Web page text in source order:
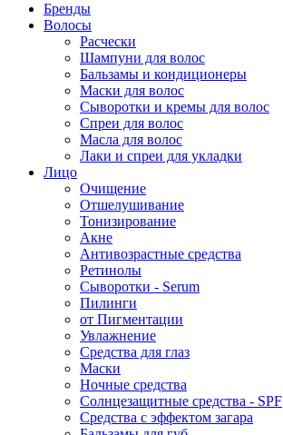
Бренды
Волосы
Расчески
Шампуни для волос
Бальзамы и кондиционеры
Маски для волос
Сыворотки и кремы для волос
Спреи для волос
Масла для волос
Лаки и спреи для укладки
Лицо
Очищение
Отшелушивание
Тонизирование
Акне
Антивозрастные средства
Ретинолы
Сыворотки - Serum
Пилинги
от Пигментации
Увлажнение
Средства для глаз
Маски
Ночные средства
Солнцезащитные средства - SPF
Средства c эффектом загара